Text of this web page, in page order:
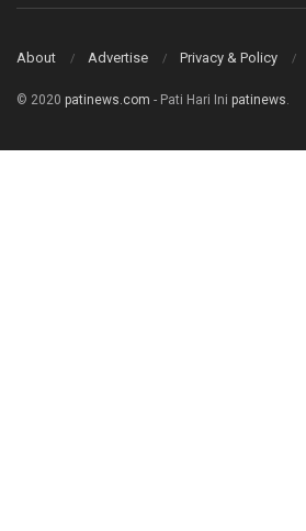
About Advertise Privacy & Policy
© 2020 patinews.com - Pati Hari Ini patinews.